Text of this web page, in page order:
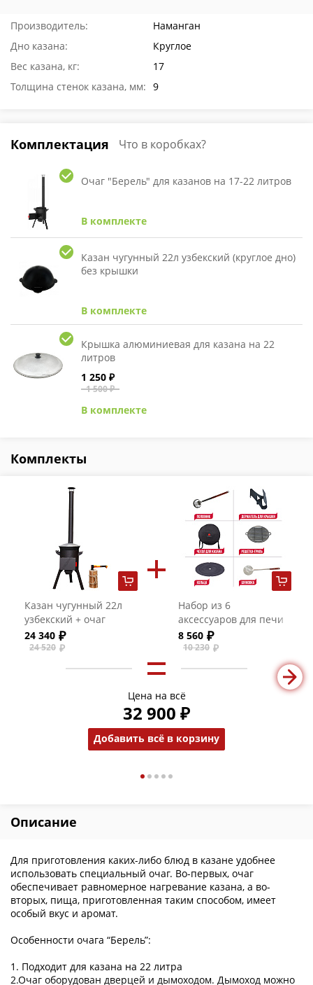
Производитель:
Наманган
Дно казана:
Круглое
Вес казана, кг:
17
Толщина стенок казана, мм: 9
Комплектация Что в коробках?
Очаг "Берель" для казанов на 17-22 литров
В комплекте
Казан чугунный 22л узбекский (круглое дно)
без крышки
В комплекте
Крышка алюминиевая для казана на 22
литров
1 250 ₽
1 500 ₽
В комплекте
Комплекты
Казан чугунный 22л
узбекский + очаг
"Премиум "Берель"
24 340
24 520
Набор из 6
аксессуаров для печи
45 мм
8 560
10 230
Цена на всё
32 900 ₽
Добавить всё в корзину
Описание
Для приготовления каких-либо блюд в казане удобнее
использовать специальный очаг. Во-первых, очаг
обеспечивает равномерное нагревание казана, а во-
вторых, пища, приготовленная таким способом, имеет
особый вкус и аромат.
Особенности очага “Берель”:
1. Подходит для казана на 22 литра
2.Очаг оборудован дверцей и дымоходом. Дымоход можно